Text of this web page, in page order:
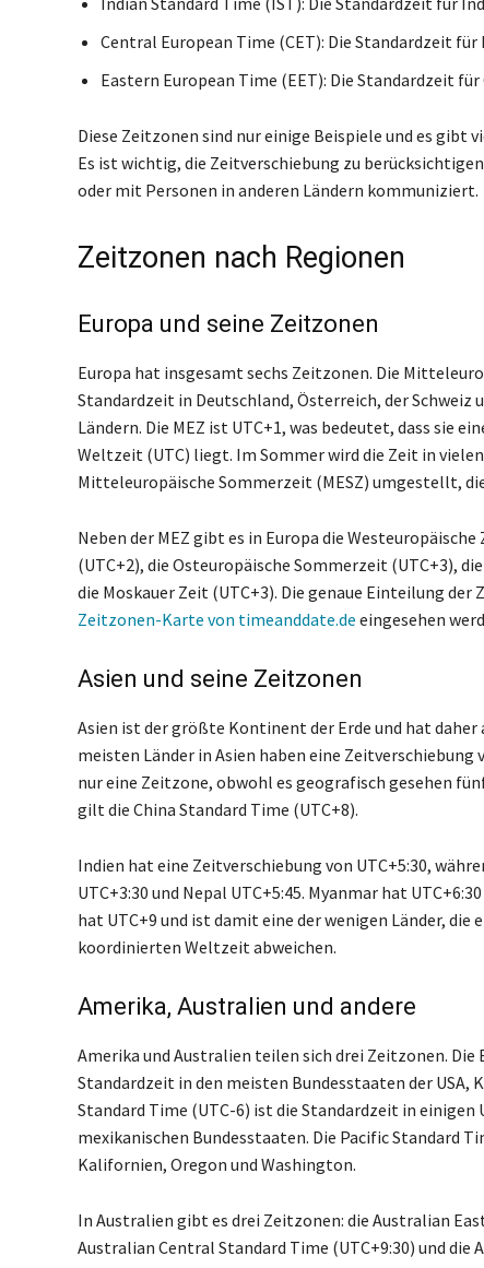
Central European Time (CET): Die Standardzeit
Eastern European Time (EET): Die Standardzeit
Diese Zeitzonen sind nur einige Beispiele und es gibt
Es ist wichtig, die Zeitverschiebung zu
oder mit Personen in anderen Ländern kommuniziert.
Zeitzonen nach Regionen
Europa und seine Zeitzonen
Europa hat insgesamt sechs Zeitzonen. Die
Standardzeit in Deutschland, Österreich, der Schweiz
Ländern. Die MEZ ist UTC+1, was bedeutet, dass sie
Weltzeit (UTC) liegt. Im Sommer wird die Zeit in
Mitteleuropäische Sommerzeit (MESZ) umgestellt,
Neben der MEZ gibt es in Europa die
(UTC+2), die Osteuropäische Sommerzeit (UTC+3),
die Moskauer Zeit (UTC+3). Die genaue Einteilung der
Zeitzonen-Karte von timeanddate.de eingesehen
Asien und seine Zeitzonen
Asien ist der größte Kontinent der Erde und hat daher
meisten Länder in Asien haben eine Zeitverschiebung
nur eine Zeitzone, obwohl es geografisch gesehen
gilt die China Standard Time (UTC+8).
Indien hat eine Zeitverschiebung von UTC+5:30,
UTC+3:30 und Nepal UTC+5:45. Myanmar hat
hat UTC+9 und ist damit eine der wenigen Länder, die
koordinierten Weltzeit abweichen.
Amerika, Australien und andere
Amerika und Australien teilen sich drei Zeitzonen. Die
Standardzeit in den meisten Bundesstaaten der USA,
Standard Time (UTC-6) ist die Standardzeit in einigen
mexikanischen Bundesstaaten. Die Pacific Standard
Kalifornien, Oregon und Washington.
In Australien gibt es drei Zeitzonen: die Australian
Australian Central Standard Time (UTC+9:30) und die